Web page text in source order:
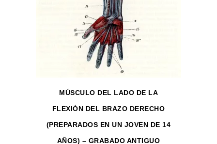
MÚSCULO DEL LADO DE LA
FLEXIÓN DEL BRAZO DERECHO
(PREPARADOS EN UN JOVEN DE 14
AÑOS) – GRABADO ANTIGUO